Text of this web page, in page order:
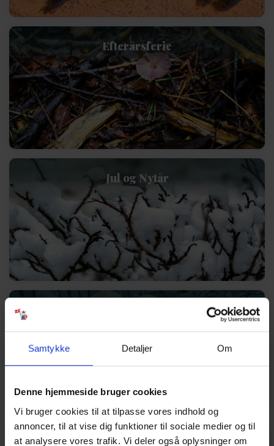
Samtykke Detaljer Om
Denne hjemmeside bruger cookies
Vi bruger cookies til at tilpasse vores indhold og
annoncer, til at vise dig funktioner til sociale medier og til
at analysere vores trafik. Vi deler også oplysninger om
Efterårsferie
Jul og Nytår
Påskeferie